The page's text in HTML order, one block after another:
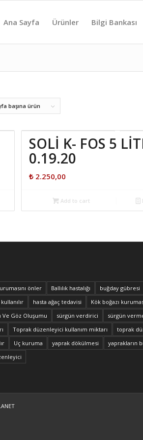
Ana Sayfa Ürünler Bilgi Bankası
başına ürün
SOLİ K- FOS 5
0.19.20
₺2.250,00
Add to cart
önler Ballılık hastalığı buğday gübresi
hasta ağaç tedavisi Kök boğazı
Ve Göz Oluşumu sürgün verdirici sürgün
Toprak düzenleyici kullanım miktarı toprak
Uç kuruma yaprak dökülmesi yaprakların